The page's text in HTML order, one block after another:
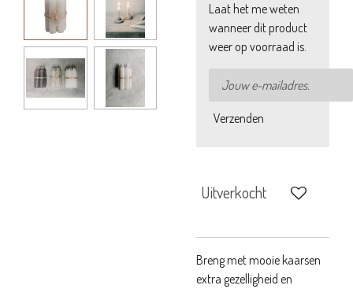
Laat het me weten
wanneer dit product
weer op voorraad is.
Verzenden
Uitverkocht
Breng met mooie kaarsen
extra gezelligheid en